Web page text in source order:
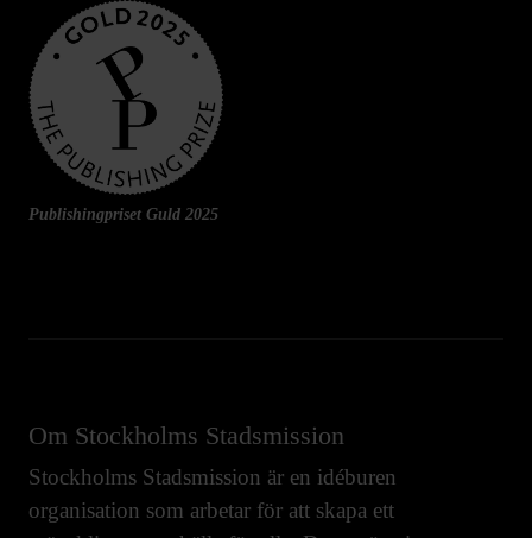
Publishingpriset Guld 2025
Om Stockholms Stadsmission
Stockholms Stadsmission är en idéburen
organisation som arbetar för att skapa ett